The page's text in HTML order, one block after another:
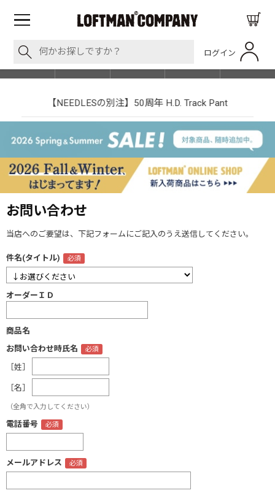
ログイン
SHOP LIST
【NEEDLESの別注】50周年 H.D. Track Pant
お問い合わせ
当店へのご要望は、下記フォームにご記入のうえ送信してください。
件名(タイトル)
オーダーＩＤ
商品名
お問い合わせ時氏名
［姓］
［名］
（全角で入力してください）
電話番号
メールアドレス